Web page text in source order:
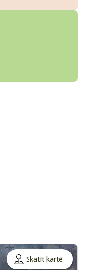
Skatīt kartē